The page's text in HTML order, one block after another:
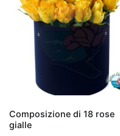
Composizione di 18 rose
gialle